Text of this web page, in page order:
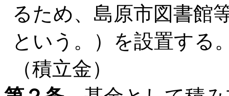
るため、島原市図書館
という。）を設置する
（積立金）